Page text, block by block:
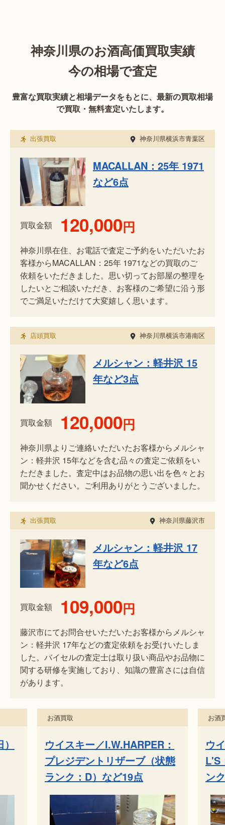
神奈川県のお酒高価買取実績
今の相場で査定
豊富な買取実績と相場データをもとに、最新の買取相場
で買取・無料査定いたします。
出張買取 神奈川県横浜市青葉区
MACALLAN：25年 1971
など6点
買取金額 120,000円
神奈川県在住、お電話で査定ご予約をいただいたお
客様からMACALLAN：25年 1971などの買取のご
依頼をいただきました。思い切ってお部屋の整理を
したいとご相談いただき、お客様のご希望に沿う形
でご満足いただけて大変嬉しく思います。
店頭買取 神奈川県横浜市港南区
メルシャン：軽井沢 15
年など3点
買取金額 120,000円
神奈川県よりご連絡いただいたお客様からメルシャ
ン：軽井沢 15年などを含む品々の査定ご依頼をい
ただきました。査定中はお品物の思い出を色々とお
聞かせください。ご利用ありがとうございました。
出張買取 神奈川県藤沢市
メルシャン：軽井沢 17
年など6点
買取金額 109,000円
藤沢市にてお問合せいただいたお客様からメルシャ
ン：軽井沢 17年などの査定依頼をお受けいたしま
した。バイセルの査定士は取り扱い商品やお品物に
関する研修を実施しており、知識の豊富さには自信
があります。
お酒買取
ウイスキー／I.W.HARPER：
プレジデントリザーブ（状態
ランク：D）など19点
お酒
ウ
L'S
ン